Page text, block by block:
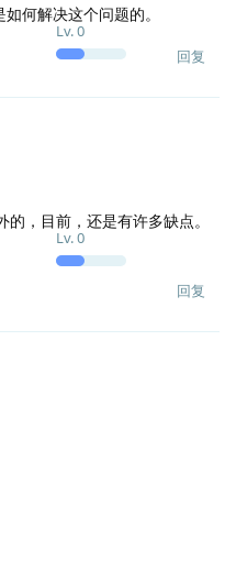
Lv.0
何解决这个问题的。
回复
Lv.0
，目前，还是有许多缺点。
回复